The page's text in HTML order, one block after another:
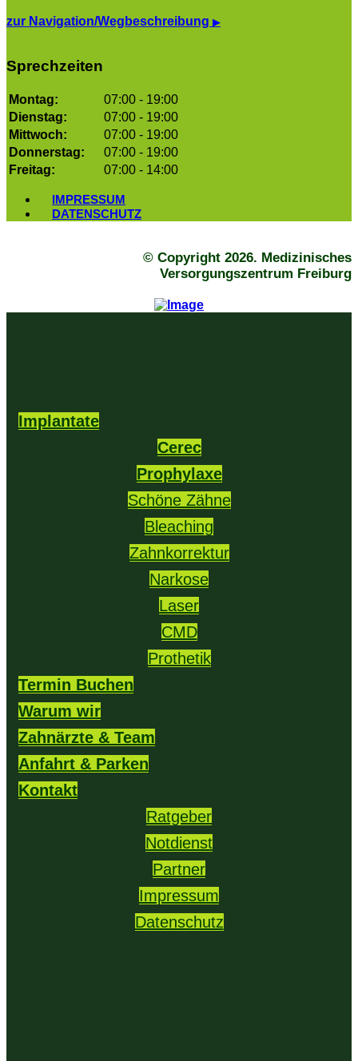
zur Navigation/Wegbeschreibung ▶
Sprechzeiten
Montag:
07:00 - 19:00
Dienstag:
07:00 - 19:00
Mittwoch:
07:00 - 19:00
Donnerstag:
07:00 - 19:00
Freitag:
07:00 - 14:00
IMPRESSUM
DATENSCHUTZ
© Copyright 2026. Medizinisches
Versorgungszentrum Freiburg
Implantate
Cerec
Prophylaxe
Schöne Zähne
Bleaching
Zahnkorrektur
Narkose
Laser
CMD
Prothetik
Termin Buchen
Warum wir
Zahnärzte & Team
Anfahrt & Parken
Kontakt
Ratgeber
Notdienst
Partner
Impressum
Datenschutz